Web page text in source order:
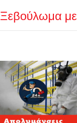
Ξεβούλωμα με